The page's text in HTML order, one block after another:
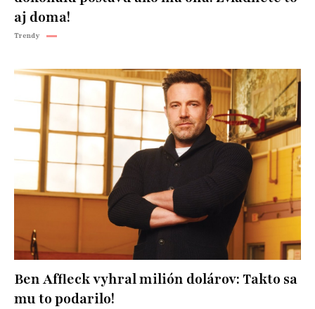
aj doma!
Trendy
Ben Affleck vyhral milión dolárov: Takto sa
mu to podarilo!